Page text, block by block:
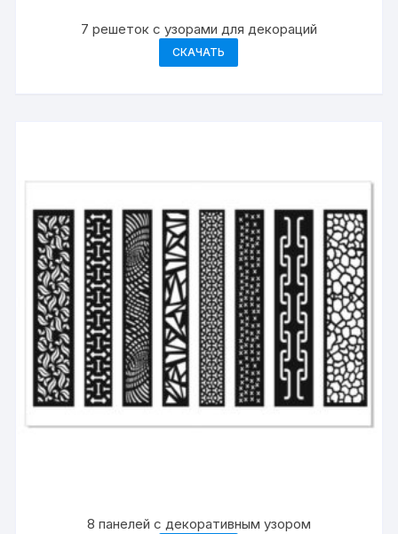
7 решеток с узорами для декораций
СКАЧАТЬ
8 панелей с декоративным узором